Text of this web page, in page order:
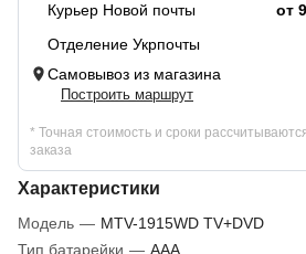
Курьер Новой почты
от
Отделение Укрпочты
Самовывоз из магазина
Построить маршрут
* Точная стоимость и сроки
заказа
Характеристики
Модель — MTV-1915WD TV+DVD
Тип батарейки — AAA